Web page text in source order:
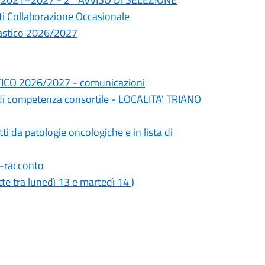
Collaborazione Occasionale
2026/2027
2026/2027 - comunicazioni
consortile - LOCALITA' TRIANO
da patologie oncologiche e in lista di
racconto
tra lunedì 13 e martedì 14 )